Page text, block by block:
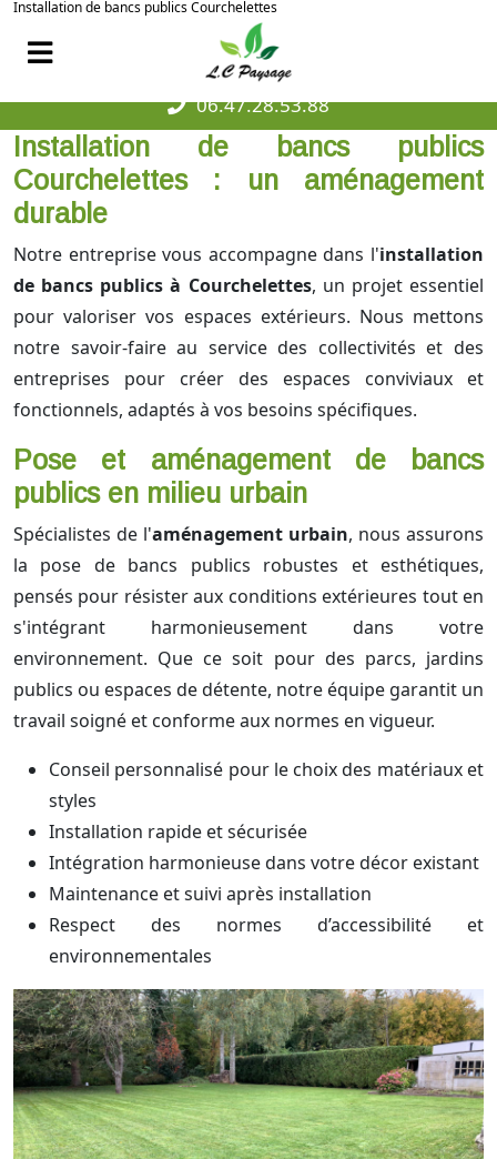
Installation de bancs publics Courchelettes
06.47.28.53.88
Installation de bancs publics
Courchelettes : un aménagement
durable
Notre entreprise vous accompagne dans l'installation
de bancs publics à Courchelettes, un projet essentiel
pour valoriser vos espaces extérieurs. Nous mettons
notre savoir-faire au service des collectivités et des
entreprises pour créer des espaces conviviaux et
fonctionnels, adaptés à vos besoins spécifiques.
Pose et aménagement de bancs
publics en milieu urbain
Spécialistes de l'aménagement urbain, nous assurons
la pose de bancs publics robustes et esthétiques,
pensés pour résister aux conditions extérieures tout en
s'intégrant harmonieusement dans votre
environnement. Que ce soit pour des parcs, jardins
publics ou espaces de détente, notre équipe garantit un
travail soigné et conforme aux normes en vigueur.
Conseil personnalisé pour le choix des matériaux et
styles
Installation rapide et sécurisée
Intégration harmonieuse dans votre décor existant
Maintenance et suivi après installation
Respect des normes d’accessibilité et
environnementales